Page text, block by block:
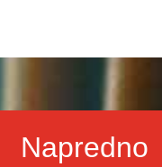
Napredno